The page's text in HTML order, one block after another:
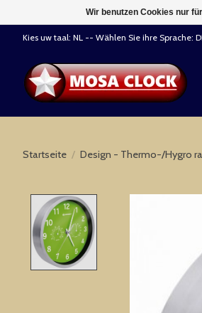
Kies uw taal: NL -- Wählen Sie ihre Sprache:
Startseite / Design - Thermo-/Hygro
Wir benutzen Cookies nur